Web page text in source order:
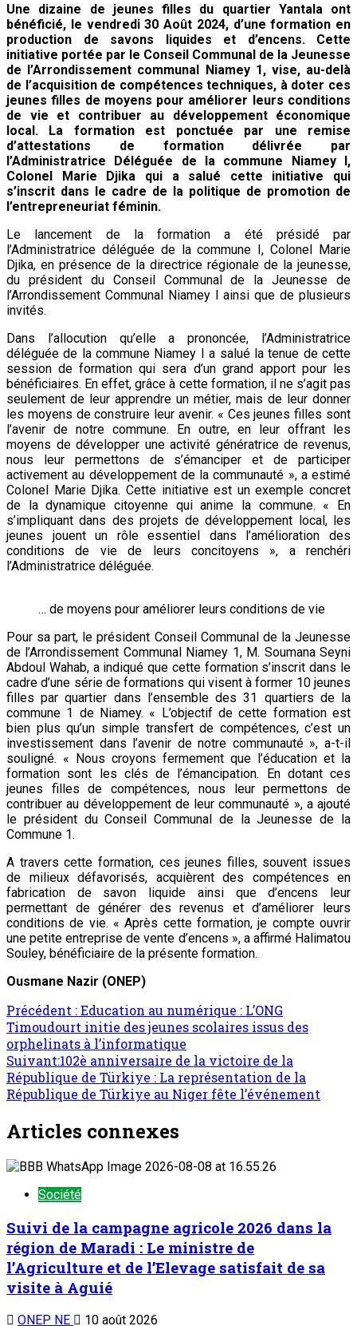
Une dizaine de jeunes filles du quartier Yantala ont
bénéficié, le vendredi 30 Août 2024, d’une formation en
production de savons liquides et d’encens. Cette
initiative portée par le Conseil Communal de la Jeunesse
de l’Arrondissement communal Niamey 1, vise, au-delà
de l’acquisition de compétences techniques, à doter ces
jeunes filles de moyens pour améliorer leurs conditions
de vie et contribuer au développement économique
local. La formation est ponctuée par une remise
d’attestations de formation délivrée par
l’Administratrice Déléguée de la commune Niamey I,
Colonel Marie Djika qui a salué cette initiative qui
s’inscrit dans le cadre de la politique de promotion de
l’entrepreneuriat féminin.
Le lancement de la formation a été présidé par
l’Administratrice déléguée de la commune I, Colonel Marie
Djika, en présence de la directrice régionale de la jeunesse,
du président du Conseil Communal de la Jeunesse de
l’Arrondissement Communal Niamey I ainsi que de plusieurs
invités.
Dans l’allocution qu’elle a prononcée, l’Administratrice
déléguée de la commune Niamey I a salué la tenue de cette
session de formation qui sera d’un grand apport pour les
bénéficiaires. En effet, grâce à cette formation, il ne s’agit pas
seulement de leur apprendre un métier, mais de leur donner
les moyens de construire leur avenir. « Ces jeunes filles sont
l’avenir de notre commune. En outre, en leur offrant les
moyens de développer une activité génératrice de revenus,
nous leur permettons de s’émanciper et de participer
activement au développement de la communauté », a estimé
Colonel Marie Djika. Cette initiative est un exemple concret
de la dynamique citoyenne qui anime la commune. « En
s’impliquant dans des projets de développement local, les
jeunes jouent un rôle essentiel dans l’amélioration des
conditions de vie de leurs concitoyens », a renchéri
l’Administratrice déléguée.
… de moyens pour améliorer leurs conditions de vie
Pour sa part, le président Conseil Communal de la Jeunesse
de l’Arrondissement Communal Niamey 1, M. Soumana Seyni
Abdoul Wahab, a indiqué que cette formation s’inscrit dans le
cadre d’une série de formations qui visent à former 10 jeunes
filles par quartier dans l’ensemble des 31 quartiers de la
commune 1 de Niamey. « L’objectif de cette formation est
bien plus qu’un simple transfert de compétences, c’est un
investissement dans l’avenir de notre communauté », a-t-il
souligné. « Nous croyons fermement que l’éducation et la
formation sont les clés de l’émancipation. En dotant ces
jeunes filles de compétences, nous leur permettons de
contribuer au développement de leur communauté », a ajouté
le président du Conseil Communal de la Jeunesse de la
Commune 1.
A travers cette formation, ces jeunes filles, souvent issues
de milieux défavorisés, acquièrent des compétences en
fabrication de savon liquide ainsi que d’encens leur
permettant de générer des revenus et d’améliorer leurs
conditions de vie. « Après cette formation, je compte ouvrir
une petite entreprise de vente d’encens », a affirmé Halimatou
Souley, bénéficiaire de la présente formation.
Ousmane Nazir (ONEP)
Précédent :Education au numérique : L’ONG
Timoudourt initie des jeunes scolaires issus des
orphelinats à l’informatique
Suivant:102è anniversaire de la victoire de la
République de Türkiye : La représentation de la
République de Türkiye au Niger fête l’événement
Articles connexes
Société
Suivi de la campagne agricole 2026 dans la
région de Maradi : Le ministre de
l’Agriculture et de l’Elevage satisfait de sa
visite à Aguié
ONEP NE 10 août 2026